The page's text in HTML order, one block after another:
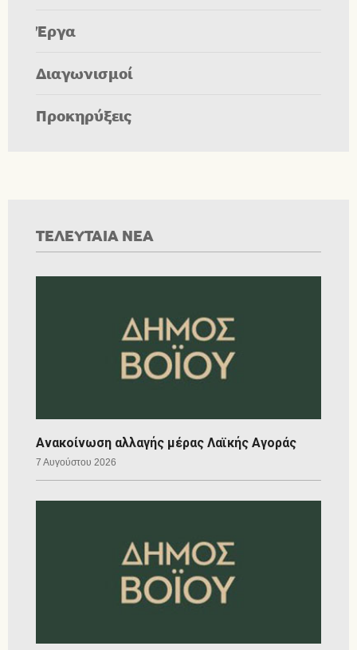
Έργα
Διαγωνισμοί
Προκηρύξεις
ΤΕΛΕΥΤΑΙΑ ΝΕΑ
Ανακοίνωση αλλαγής μέρας Λαϊκής Αγοράς
7 Αυγούστου 2026